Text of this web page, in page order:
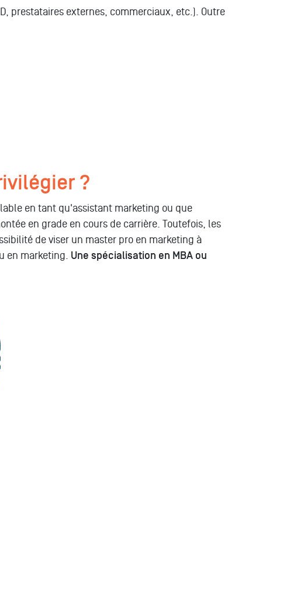
prestataires externes, commerciaux, etc.). Outre
?
en tant qu'assistant marketing ou que
en grade en cours de carrière. Toutefois, les
de viser un master pro en marketing à
en marketing. Une spécialisation en MBA ou